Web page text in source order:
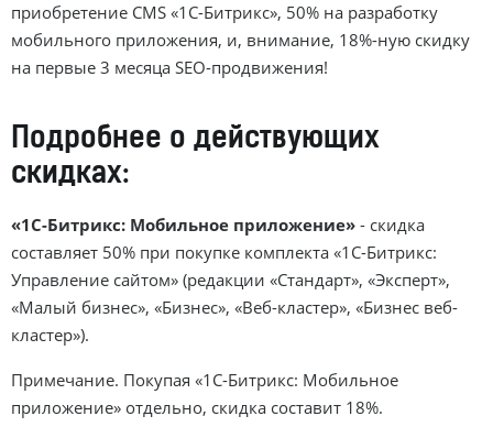
приобретение CMS «1С-Битрикс», 50% на разработку
мобильного приложения, и, внимание, 18%-ную скидку
на первые 3 месяца SEO-продвижения!
Подробнее о действующих
скидках:
«1С-Битрикс: Мобильное приложение» - скидка
составляет 50% при покупке комплекта «1С-Битрикс:
Управление сайтом» (редакции «Стандарт», «Эксперт»,
«Малый бизнес», «Бизнес», «Веб-кластер», «Бизнес веб-
кластер»).
Примечание. Покупая «1С-Битрикс: Мобильное
приложение» отдельно, скидка составит 18%.